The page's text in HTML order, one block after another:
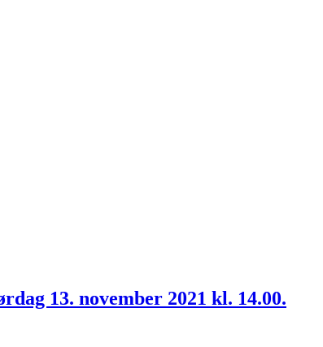
13. november 2021 kl. 14.00.